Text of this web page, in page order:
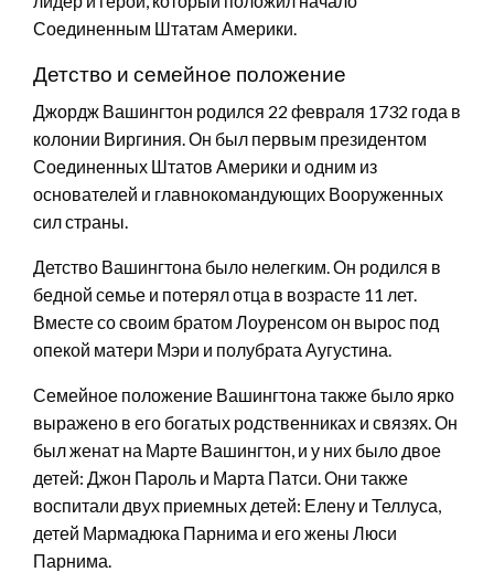
Соединенным Штатам Америки.
Детство и семейное положение
Джордж Вашингтон родился 22 февраля 1732 года в
колонии Виргиния. Он был первым президентом
Соединенных Штатов Америки и одним из
основателей и главнокомандующих Вооруженных
сил страны.
Детство Вашингтона было нелегким. Он родился в
бедной семье и потерял отца в возрасте 11 лет.
Вместе со своим братом Лоуренсом он вырос под
опекой матери Мэри и полубрата Аугустина.
Семейное положение Вашингтона также было ярко
выражено в его богатых родственниках и связях. Он
был женат на Марте Вашингтон, и у них было двое
детей: Джон Пароль и Марта Патси. Они также
воспитали двух приемных детей: Елену и Теллуса,
детей Мармадюка Парнима и его жены Люси
Парнима.